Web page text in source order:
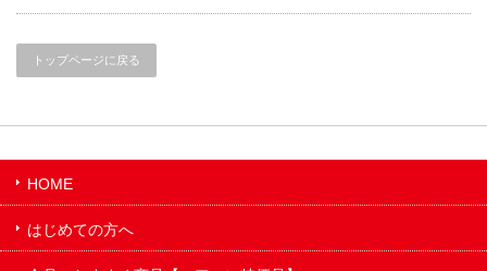
トップページに戻る
HOME
はじめての方へ